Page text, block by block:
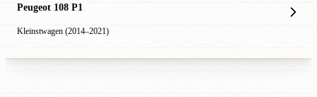
Peugeot 108 P1
Kleinstwagen (2014–2021)